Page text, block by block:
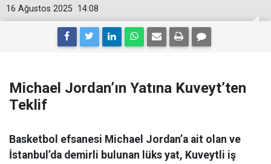
14:08
16 Ağustos 2025
Michael Jordan’ın Yatına Kuveyt’ten
Teklif
Basketbol efsanesi Michael Jordan’a ait olan ve
İstanbul’da demirli bulunan lüks yat, Kuveytli iş